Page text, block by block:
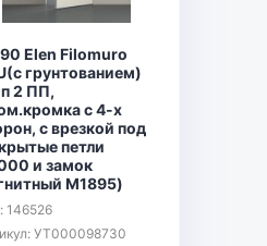
Elen Filomuro
грунтованием)
2 ПП,
с 4-х
с врезкой под
петли
и замок
М1895)
146526
УТ000098730